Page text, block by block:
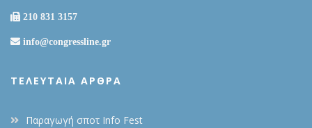
210 831 3157
info@congressline.gr
ΤΕΛΕΥΤΑΊΑ ΆΡΘΡΑ
Παραγωγή σποτ Info Fest